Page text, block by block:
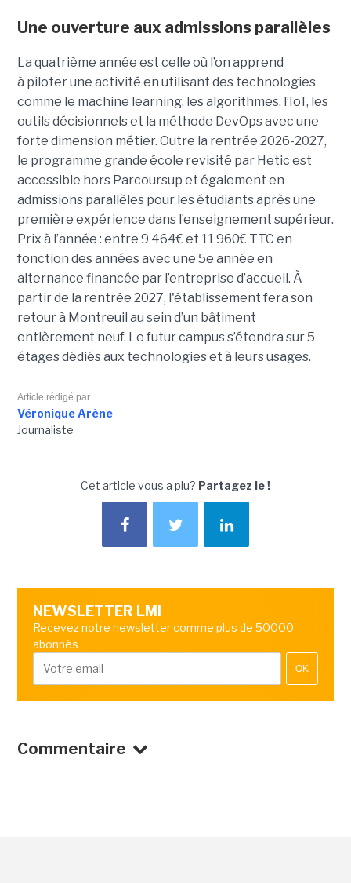
Une ouverture aux admissions parallèles
La quatrième année est celle où l’on apprend
à piloter une activité en utilisant des technologies
comme le machine learning, les algorithmes, l’IoT, les
outils décisionnels et la méthode DevOps avec une
forte dimension métier. Outre la rentrée 2026-2027,
le programme grande école revisité par Hetic est
accessible hors Parcoursup et également en
admissions parallèles pour les étudiants après une
première expérience dans l’enseignement supérieur.
Prix à l’année : entre 9 464€ et 11 960€ TTC en
fonction des années avec une 5e année en
alternance financée par l’entreprise d’accueil. À
partir de la rentrée 2027, l'établissement fera son
retour à Montreuil au sein d’un bâtiment
entièrement neuf. Le futur campus s’étendra sur 5
étages dédiés aux technologies et à leurs usages.
Article rédigé par
Véronique Arène
Journaliste
Cet article vous a plu? Partagez le !
NEWSLETTER LMI
Recevez notre newsletter comme plus de 50000
abonnés
OK
Commentaire